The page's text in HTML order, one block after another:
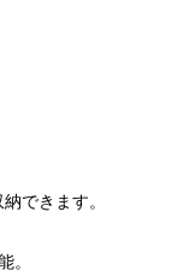
できます。
。